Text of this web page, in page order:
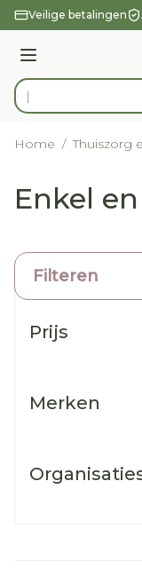
Ga naar de inhoud
Veilige betalingen
Menu
Product, merk,
Home / Thuiszorg
Enkel
Filteren
Prijs
Merken